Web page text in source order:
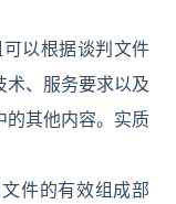
以根据谈判文件
术、服务要求以及
的其他内容。实质
件的有效组成部